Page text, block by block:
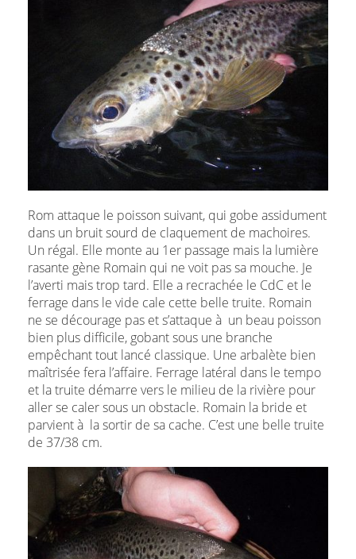
Rom attaque le poisson suivant, qui gobe assidument
dans un bruit sourd de claquement de machoires.
Un régal. Elle monte au 1er passage mais la lumière
rasante gène Romain qui ne voit pas sa mouche. Je
l’averti mais trop tard. Elle a recrachée le CdC et le
ferrage dans le vide cale cette belle truite. Romain
ne se décourage pas et s’attaque à un beau poisson
bien plus difficile, gobant sous une branche
empêchant tout lancé classique. Une arbalète bien
maîtrisée fera l’affaire. Ferrage latéral dans le tempo
et la truite démarre vers le milieu de la rivière pour
aller se caler sous un obstacle. Romain la bride et
parvient à la sortir de sa cache. C’est une belle truite
de 37/38 cm.